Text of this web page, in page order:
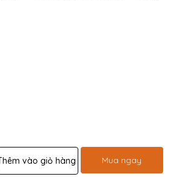
vào giỏ hàng Mua ngay